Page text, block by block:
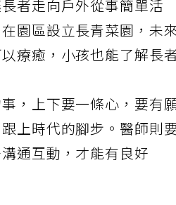
者走向戶外從事簡單活
園區設立長青菜園，未
療癒，小孩也能了解長者
，上下要一條心，要有
上時代的腳步。醫師則
通互動，才能有良好